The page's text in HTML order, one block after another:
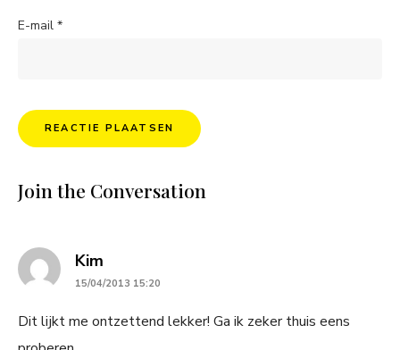
E-mail *
Join the Conversation
Kim
15/04/2013 15:20
Dit lijkt me ontzettend lekker! Ga ik zeker thuis eens